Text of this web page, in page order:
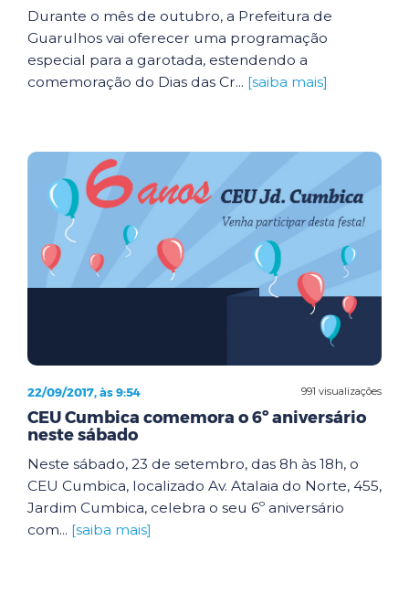
Durante o mês de outubro, a Prefeitura de
Guarulhos vai oferecer uma programação
especial para a garotada, estendendo a
comemoração do Dias das Cr... [saiba mais]
991 visualizações
22/09/2017, às 9:54
CEU Cumbica comemora o 6º aniversário
neste sábado
Neste sábado, 23 de setembro, das 8h às 18h, o
CEU Cumbica, localizado Av. Atalaia do Norte, 455,
Jardim Cumbica, celebra o seu 6º aniversário
com... [saiba mais]